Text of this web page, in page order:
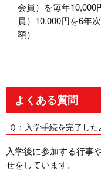
会員）を毎年10,000
員）10,000円を6年
額）
よくある質問
Ｑ：入学手続を完了し
入学後に参加する行事
せをしています。